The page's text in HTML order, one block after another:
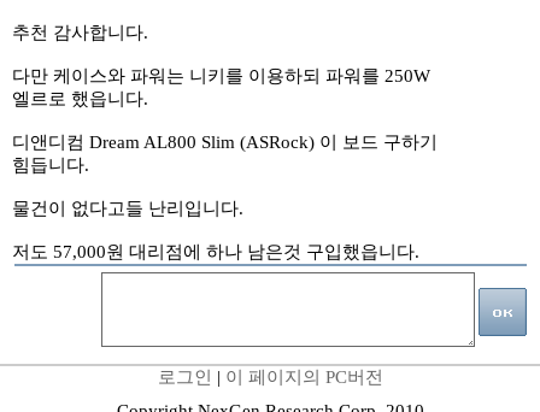
추천 감사합니다.
다만 케이스와 파워는 니키를 이용하되 파워를 250W
엘르로 했읍니다.
디앤디컴 Dream AL800 Slim (ASRock) 이 보드 구하기
힘듭니다.
물건이 없다고들 난리입니다.
저도 57,000원 대리점에 하나 남은것 구입했읍니다.
로그인 | 이 페이지의 PC버전